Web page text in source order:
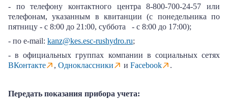
- по телефону контактного центра 8-800-700-24-57 или
телефонам, указанным в квитанции (с понедельника по
пятницу - с 8:00 до 21:00, суббота - с 8:00 до 17:00);
- по e-mail: kanz@kes.esc-rushydro.ru;
- в официальных группах компании в социальных сетях
ВКонтакте
, Одноклассники и Facebook .
Передать показания прибора учета: